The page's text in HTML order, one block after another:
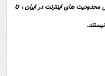
های اینترنت در ایران ، تا